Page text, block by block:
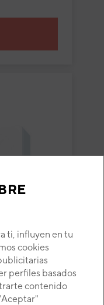
ti, influyen en tu
cookies
perfiles basados
contenido